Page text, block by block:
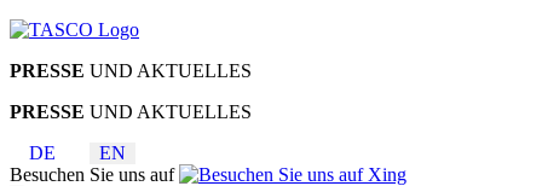
PRESSE UND AKTUELLES
PRESSE UND AKTUELLES
DE
EN
Besuchen Sie uns auf